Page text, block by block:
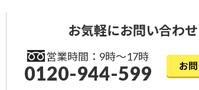
お気軽にお問い合わ
営業時間：9時〜17時
0120-944-599 お